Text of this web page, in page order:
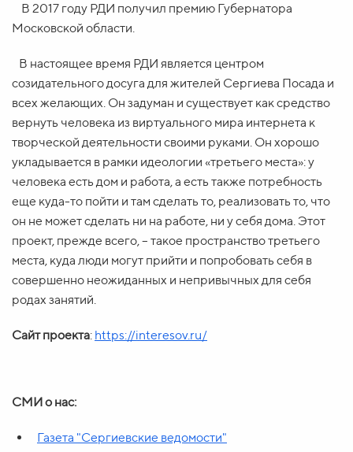
В 2017 году РДИ получил премию Губернатора
Московской области.
В настоящее время РДИ является центром
созидательного досуга для жителей Сергиева Посада и
всех желающих. Он задуман и существует как средство
вернуть человека из виртуального мира интернета к
творческой деятельности своими руками. Он хорошо
укладывается в рамки идеологии «третьего места»: у
человека есть дом и работа, а есть также потребность
еще куда-то пойти и там сделать то, реализовать то, что
он не может сделать ни на работе, ни у себя дома. Этот
проект, прежде всего, – такое пространство третьего
места, куда люди могут прийти и попробовать себя в
совершенно неожиданных и непривычных для себя
родах занятий.
Сайт проекта: https://interesov.ru/
СМИ о нас:
Газета "Сергиевские ведомости"